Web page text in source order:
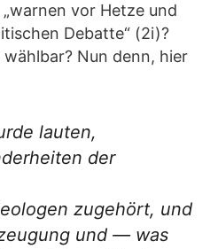
vor Hetze und
Debatte“ (2i)?
Nun denn, hier
lauten,
der
zugehört, und
und — was